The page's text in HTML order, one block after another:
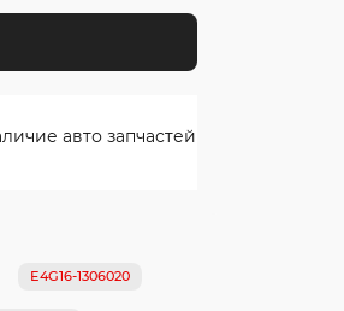
авто запчастей
E4G16-1306020